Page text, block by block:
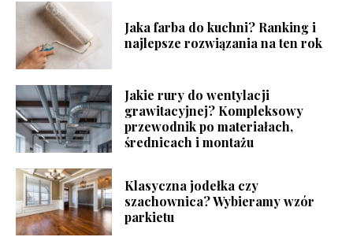
Jaka farba do kuchni? Ranking i
najlepsze rozwiązania na ten rok
Jakie rury do wentylacji
grawitacyjnej? Kompleksowy
przewodnik po materiałach,
średnicach i montażu
Klasyczna jodełka czy
szachownica? Wybieramy wzór
parkietu